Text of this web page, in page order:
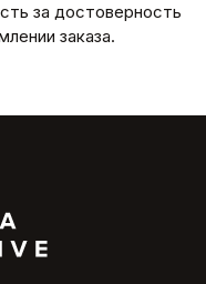
за достоверность
заказа.